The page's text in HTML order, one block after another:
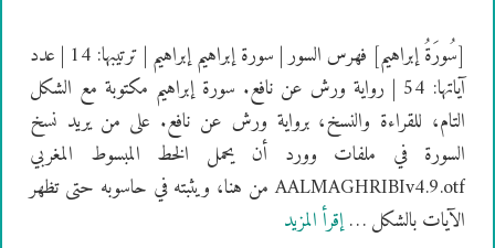
[سُورَةُ إبراهيم] فهرس السور | سورة إبراهيم إبراهيم | ترتيبها: 14 | عدد
آياتها: 54 | رواية ورش عن نافع. سورة إبراهيم مكتوبة مع الشكل
التام، للقراءة والنسخ، برواية ورش عن نافع. على من يريد نسخ
السورة في ملفات وورد أن يحمل الخط المبسوط المغربي
AALMAGHRIBIv4.9.otf من هنا، ويثبته في حاسوبه حتى تظهر
الآيات بالشكل …إقرأ المزيد